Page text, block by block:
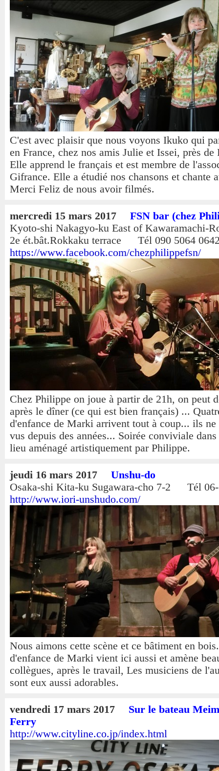
C'est avec plaisir que nous voyons Ikuko qui
en France, chez nos amis Julie et Issei, près de
Elle apprend le français et est membre de
Gifrance. Elle a étudié nos chansons et chante
Merci Feliz de nous avoir filmés.
mercredi 15 mars 2017
FSN bar (chez
Kyoto-shi Nakagyo-ku East of Kawaramachi-
2e ét.bât.Rokkaku terrace Tél 090 5064
https://www.facebook.com/chezphilippefsn/
Chez Philippe on joue à partir de 21h, on peut
après le dîner (ce qui est bien français) ...
d'enfance de Marki arrivent tout à coup... ils ne
vus depuis des années... Soirée conviviale dans
lieu aménagé artistiquement par Philippe.
jeudi 16 mars 2017
Unshu-do
Osaka-shi Kita-ku Sugawara-cho 7-2 Tél 06-
http://www.iori-unshudo.com/
Nous aimons cette scène et ce bâtiment en
d'enfance de Marki vient ici aussi et amène
collègues, après le travail, Les musiciens de
sont eux aussi adorables.
vendredi 17 mars 2017
Sur le bateau
Ferry
http://www.cityline.co.jp/index.html